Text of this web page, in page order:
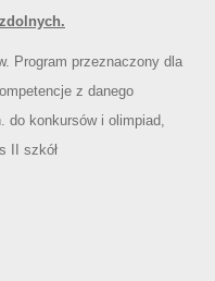
Program przeznaczony dla
z danego
do konkursów i olimpiad,
II szkół